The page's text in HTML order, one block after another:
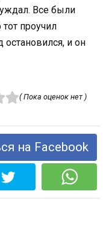
Все были
проучил
остановился, и он
( Пока оценок нет )
на Facebook